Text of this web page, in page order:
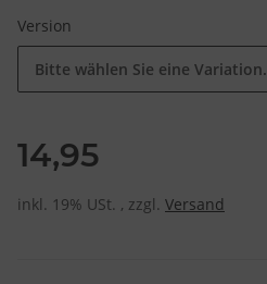
Version
Bitte wählen Sie eine Variation.
14,95
inkl. 19% USt. , zzgl. Versand